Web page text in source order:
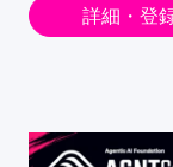
詳細・登